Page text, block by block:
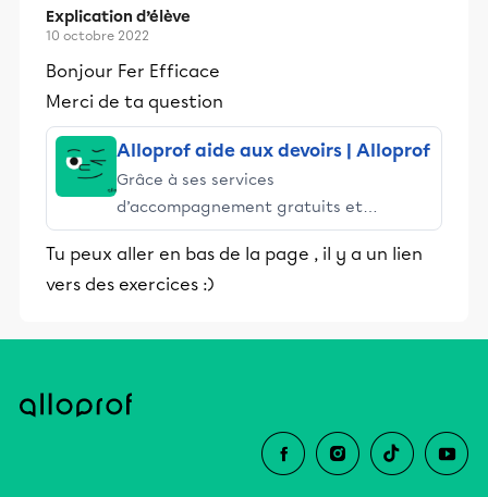
Explication d’élève
10 octobre 2022
Bonjour Fer Efficace
Merci de ta question
Alloprof aide aux devoirs | Alloprof
Grâce à ses services
d’accompagnement gratuits et
stimulants, Alloprof engage les élèves
et leurs parents dans la réussite
éducative.
Tu peux aller en bas de la page , il y a un lien
vers des exercices :)